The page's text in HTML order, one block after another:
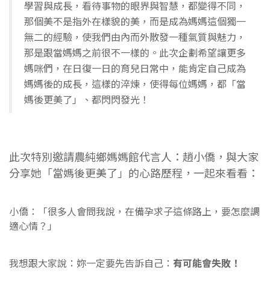
學習與成長，看待事物的眼界與智慧，都變得不同，
那個美不是指外在樣貌的美，而是成為媽媽這個獨一
無二的經驗，使我們由內而外散發一種氣質與魅力，
那是跟當媽媽之前很不一樣的。此次企劃希望讓更多
媽咪們，在日復一日的育兒日常中，能肯定自己成為
媽媽後的成長，這樣的淬煉，使得每位媽媽，都「當
媽後更美了」、都閃閃發光！
此次特別邀請農純鄉媽媽館代言人：趙小僑，與大家
分享她「當媽後更美了」的心路歷程，一起來看看：
小僑：「很多人會問我說，在備孕求子這條路上，要怎麼調
適心情？」
我想跟大家說：妳一定要先告訴自己： 有可能會失敗！